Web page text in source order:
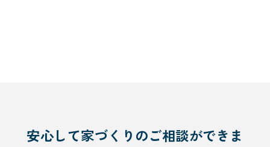
安心して家づくりのご相談ができま